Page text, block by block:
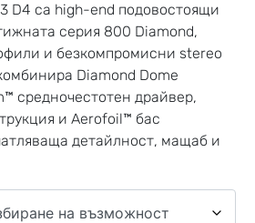
D4 са high-end подовостоящи
серия 800 Diamond,
и безкомпромисни stereo
Diamond Dome
средночестотен драйвер,
и Aerofoil™ бас
детайлност, мащаб и